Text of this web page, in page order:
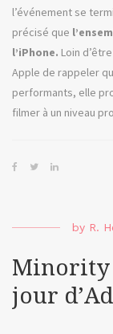
l’événement se
précisé que
l’iPhone. Loin
Apple de rappeler
performants, elle
filmer à un niveau
by R.
Minority
jour